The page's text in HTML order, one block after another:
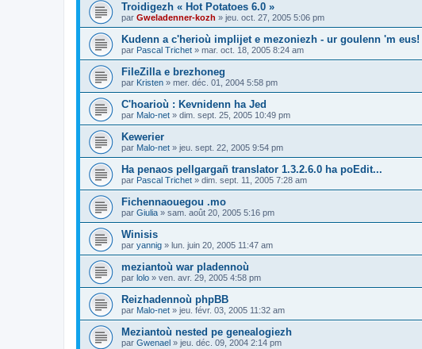
Troidigezh « Hot Potatoes 6.0 »
par Gweladenner-kozh » jeu. oct. 27, 2005 5:06 pm
Kudenn a c'herioù implijet e mezoniezh - ur goulenn 'm eus!
par Pascal Trichet » mar. oct. 18, 2005 8:24 am
FileZilla e brezhoneg
par Kristen » mer. déc. 01, 2004 5:58 pm
C'hoarioù : Kevnidenn ha Jed
par Malo-net » dim. sept. 25, 2005 10:49 pm
Kewerier
par Malo-net » jeu. sept. 22, 2005 9:54 pm
Ha penaos pellgargañ translator 1.3.2.6.0 ha poEdit...
par Pascal Trichet » dim. sept. 11, 2005 7:28 am
Fichennaouegou .mo
par Giulia » sam. août 20, 2005 5:16 pm
Winisis
par yannig » lun. juin 20, 2005 11:47 am
meziantoù war pladennoù
par lolo » ven. avr. 29, 2005 4:58 pm
Reizhadennoù phpBB
par Malo-net » jeu. févr. 03, 2005 11:32 am
Meziantoù nested pe genealogiezh
par Gwenael » jeu. déc. 09, 2004 2:14 pm